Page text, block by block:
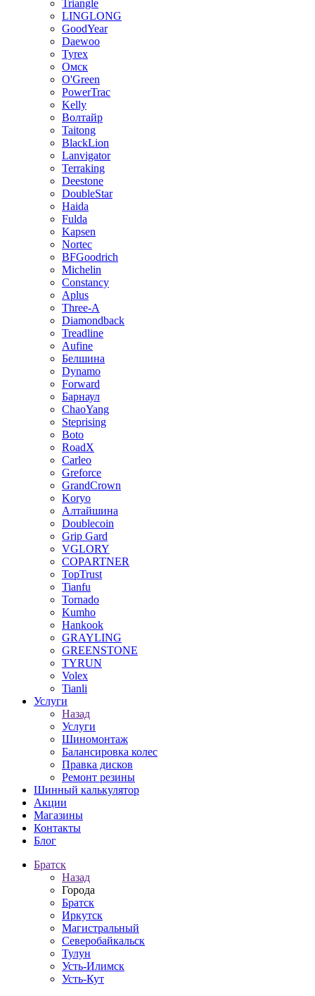
Triangle
LINGLONG
GoodYear
Daewoo
Tyrex
Омск
O'Green
PowerTrac
Kelly
Волтайр
Taitong
BlackLion
Lanvigator
Terraking
Deestone
DoubleStar
Haida
Fulda
Kapsen
Nortec
BFGoodrich
Michelin
Constancy
Aplus
Three-A
Diamondback
Treadline
Aufine
Белшина
Dynamo
Forward
Барнаул
ChaoYang
Steprising
Boto
RoadX
Carleo
Greforce
GrandCrown
Koryo
Алтайшина
Doublecoin
Grip Gard
VGLORY
COPARTNER
TopTrust
Tianfu
Tornado
Kumho
Hankook
GRAYLING
GREENSTONE
TYRUN
Volex
Tianli
Услуги
Назад
Услуги
Шиномонтаж
Балансировка колес
Правка дисков
Ремонт резины
Шинный калькулятор
Акции
Магазины
Контакты
Блог
Братск
Назад
Города
Братск
Иркутск
Магистральный
Северобайкальск
Тулун
Усть-Илимск
Усть-Кут